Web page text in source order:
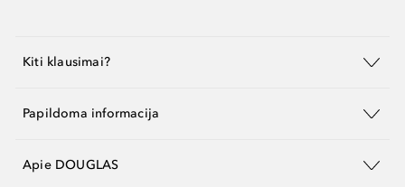
Kiti klausimai?
Papildoma informacija
Apie DOUGLAS